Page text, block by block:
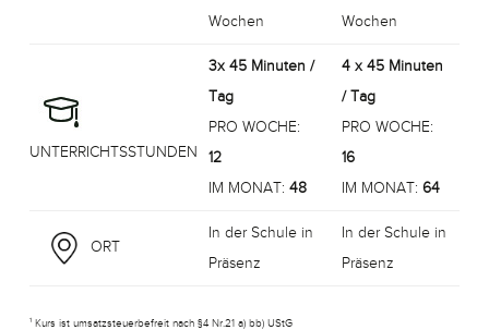
Wochen
Wochen
UNTERRICHTSSTUNDEN
3x 45 Minuten /
Tag
PRO WOCHE:
12
IM MONAT: 48
4 x 45 Minuten
/ Tag
PRO WOCHE:
16
IM MONAT: 64
ORT
In der Schule in
Präsenz
In der Schule in
Präsenz
¹ Kurs ist umsatzsteuerbefreit nach §4 Nr.21 a) bb) UStG